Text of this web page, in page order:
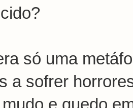
só uma
a sofrer
e quedo